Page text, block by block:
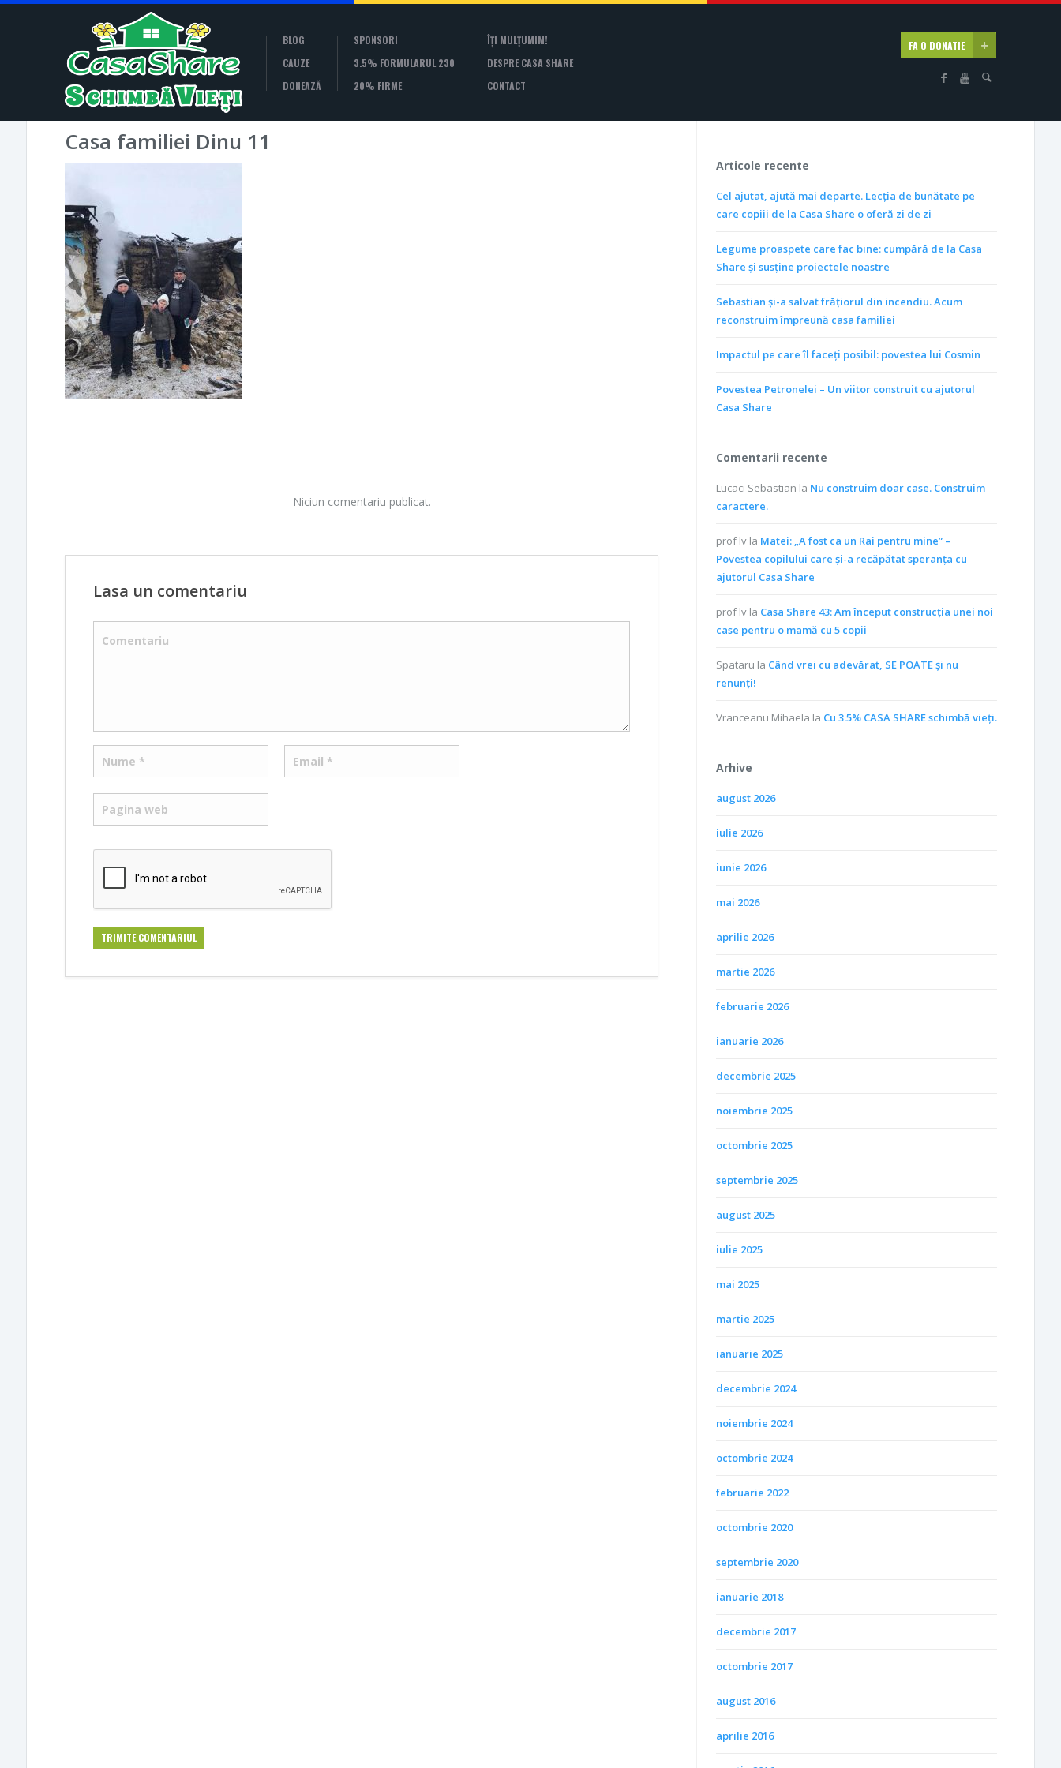
BLOG
CAUZE
DONEAZĂ
SPONSORI
3.5% FORMULARUL 230
20% FIRME
ÎȚI MULȚUMIM!
DESPRE CASA SHARE
CONTACT
FA O DONATIE
Casa familiei Dinu 11
Niciun comentariu publicat.
Lasa un comentariu
Articole recente
Cel ajutat, ajută mai departe. Lecția de bunătate pe
care copiii de la Casa Share o oferă zi de zi
Legume proaspete care fac bine: cumpără de la Casa
Share și susține proiectele noastre
Sebastian și-a salvat frățiorul din incendiu. Acum
reconstruim împreună casa familiei
Impactul pe care îl faceți posibil: povestea lui Cosmin
Povestea Petronelei – Un viitor construit cu ajutorul
Casa Share
Comentarii recente
Lucaci Sebastian la Nu construim doar case. Construim
caractere.
prof lv la Matei: „A fost ca un Rai pentru mine” –
Povestea copilului care și-a recăpătat speranța cu
ajutorul Casa Share
prof lv la Casa Share 43: Am început construcția unei noi
case pentru o mamă cu 5 copii
Spataru la Când vrei cu adevărat, SE POATE și nu
renunți!
Vranceanu Mihaela la Cu 3.5% CASA SHARE schimbă vieţi.
Arhive
august 2026
iulie 2026
iunie 2026
mai 2026
aprilie 2026
martie 2026
februarie 2026
ianuarie 2026
decembrie 2025
noiembrie 2025
octombrie 2025
septembrie 2025
august 2025
iulie 2025
mai 2025
martie 2025
ianuarie 2025
decembrie 2024
noiembrie 2024
octombrie 2024
februarie 2022
octombrie 2020
septembrie 2020
ianuarie 2018
decembrie 2017
octombrie 2017
august 2016
aprilie 2016